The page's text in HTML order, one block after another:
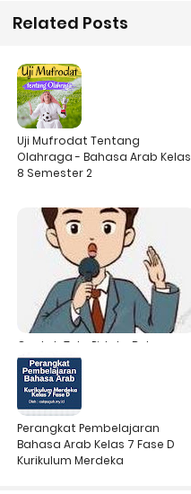
Related Posts
Uji Mufrodat Tentang
Olahraga - Bahasa Arab Kelas
8 Semester 2
Contoh Teks Pidato Bahasa
Arab Dengan Judul
Keanekaragaman Bangsa
Adalah Rahmat
Perangkat Pembelajaran
Bahasa Arab Kelas 7 Fase D
Kurikulum Merdeka